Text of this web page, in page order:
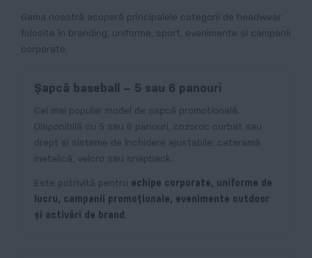
Gama noastră acoperă principalele categorii de headwear
folosite în branding, uniforme, sport, evenimente și campanii
corporate.
Șapcă baseball – 5 sau 6 panouri
Cel mai popular model de șapcă promoțională.
Disponibilă cu 5 sau 6 panouri, cozoroc curbat sau
drept și sisteme de închidere ajustabile: cataramă
metalică, velcro sau snapback.
Este potrivită pentru echipe corporate, uniforme de
lucru, campanii promoționale, evenimente outdoor
și activări de brand .